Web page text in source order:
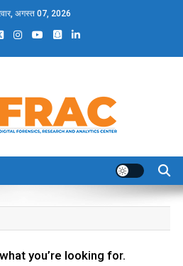
अगस्त 07, 2026
you’re looking for.